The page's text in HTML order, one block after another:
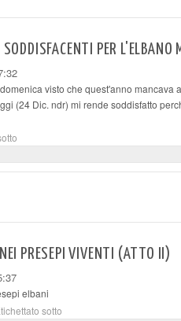
PER L'ELBANO
visto che quest'anno
(24 Dic. ndr) mi rende soddisfatto
PRESEPI VIVENTI (ATTO II)
elbani
sotto